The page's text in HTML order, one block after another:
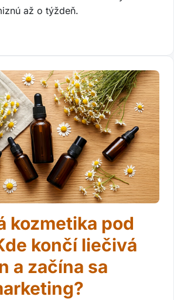
až o týždeň.
kozmetika pod
končí liečivá
a začína sa